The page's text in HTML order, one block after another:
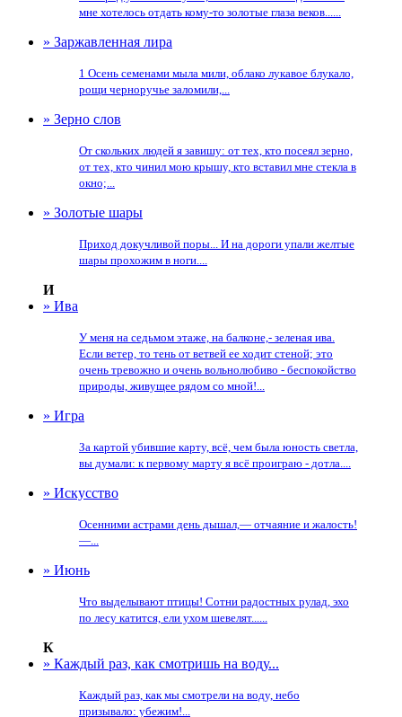
мне хотелось отдать кому-то золотые глаза веков......
» Заржавленная лира
1 Осень семенами мыла мили, облако лукавое блукало,
рощи черноручье заломили,...
» Зерно слов
От скольких людей я завишу: от тех, кто посеял зерно,
от тех, кто чинил мою крышу, кто вставил мне стекла в
окно;...
» Золотые шары
Приход докучливой поры... И на дороги упали желтые
шары прохожим в ноги....
И
» Ива
У меня на седьмом этаже, на балконе,- зеленая ива.
Если ветер, то тень от ветвей ее ходит стеной; это
очень тревожно и очень вольнолюбиво - беспокойство
природы, живущее рядом со мной!...
» Игра
За картой убившие карту, всё, чем была юность светла,
вы думали: к первому марту я всё проиграю - дотла....
» Искусство
Осенними астрами день дышал,— отчаяние и жалость!
—...
» Июнь
Что выделывают птицы! Сотни радостных рулад, эхо
по лесу катится, ели ухом шевелят......
К
» Каждый раз, как смотришь на воду...
Каждый раз, как мы смотрели на воду, небо
призывало: убежим!...